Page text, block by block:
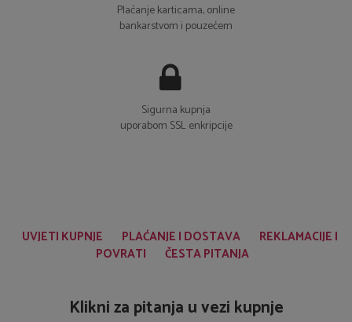
Plaćanje karticama, online
bankarstvom i pouzećem
Sigurna kupnja
uporabom SSL enkripcije
UVJETI KUPNJE PLAĆANJE I DOSTAVA
REKLAMACIJE I
POVRATI
ČESTA PITANJA
Klikni za pitanja u vezi kupnje